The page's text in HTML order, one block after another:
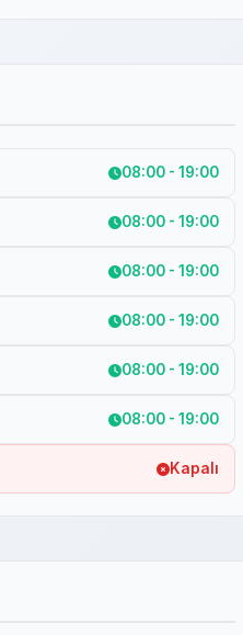
08:00 - 19:00
08:00 - 19:00
08:00 - 19:00
08:00 - 19:00
08:00 - 19:00
08:00 - 19:00
Kapalı